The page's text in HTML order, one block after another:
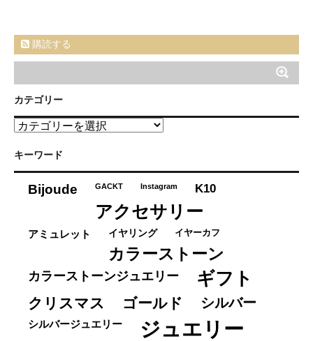
購読する
カテゴリー
カ
ゴ
キーワード
Bijoude GACKT Instagram K10
アクセサリー
アミュレット イヤリング イヤーカフ
カラーストーン
カラーストーンジュエリー ギフト
クリスマス ゴールド シルバー
シルバージュエリー ジュエリー